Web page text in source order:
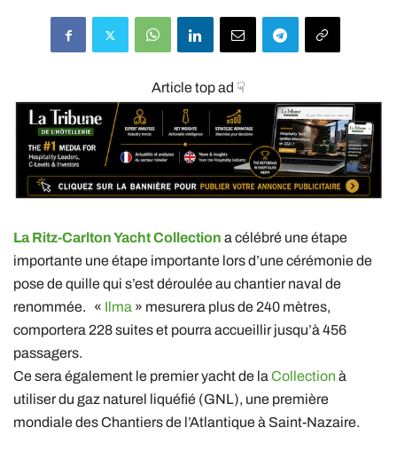
Article top ad ☟
La Ritz-Carlton Yacht Collection a célébré une étape
importante une étape importante lors d’une cérémonie de
pose de quille qui s’est déroulée au chantier naval de
renommée. « Ilma » mesurera plus de 240 mètres,
comportera 228 suites et pourra accueillir jusqu’à 456
passagers.
Ce sera également le premier yacht de la Collection à
utiliser du gaz naturel liquéfié (GNL), une première
mondiale des Chantiers de l’Atlantique à Saint-Nazaire.